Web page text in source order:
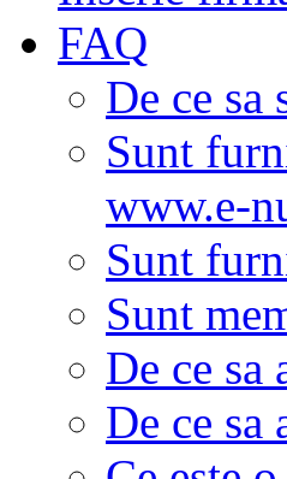
FAQ
De ce sa
Sunt
www.e-
Sunt
Sunt
De ce sa
De ce sa